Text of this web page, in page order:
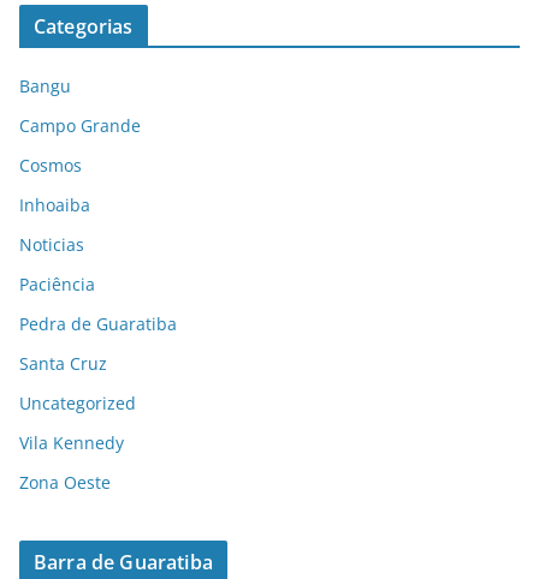
Categorias
Bangu
Campo Grande
Cosmos
Inhoaiba
Noticias
Paciência
Pedra de Guaratiba
Santa Cruz
Uncategorized
Vila Kennedy
Zona Oeste
Barra de Guaratiba